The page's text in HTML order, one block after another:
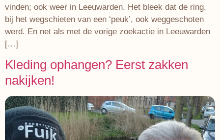
vinden; ook weer in Leeuwarden. Het bleek dat de ring,
bij het wegschieten van een ‘peuk’, ook weggeschoten
werd. En net als met de vorige zoekactie in Leeuwarden
[…]
Kleding ophangen? Eerst zakken
nakijken!